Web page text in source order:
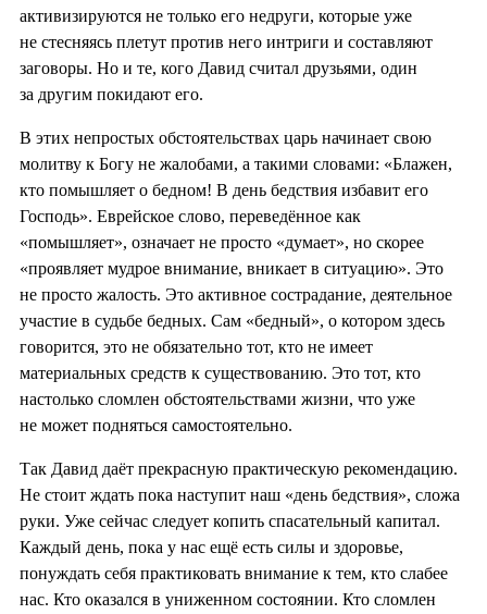
активизируются не только его недруги, которые уже
не стесняясь плетут против него интриги и составляют
заговоры. Но и те, кого Давид считал друзьями, один
за другим покидают его.
В этих непростых обстоятельствах царь начинает свою
молитву к Богу не жалобами, а такими словами: «Блажен,
кто помышляет о бедном! В день бедствия избавит его
Господь». Еврейское слово, переведённое как
«помышляет», означает не просто «думает», но скорее
«проявляет мудрое внимание, вникает в ситуацию». Это
не просто жалость. Это активное сострадание, деятельное
участие в судьбе бедных. Сам «бедный», о котором здесь
говорится, это не обязательно тот, кто не имеет
материальных средств к существованию. Это тот, кто
настолько сломлен обстоятельствами жизни, что уже
не может подняться самостоятельно.
Так Давид даёт прекрасную практическую рекомендацию.
Не стоит ждать пока наступит наш «день бедствия», сложа
руки. Уже сейчас следует копить спасательный капитал.
Каждый день, пока у нас ещё есть силы и здоровье,
понуждать себя практиковать внимание к тем, кто слабее
нас. Кто оказался в униженном состоянии. Кто сломлен